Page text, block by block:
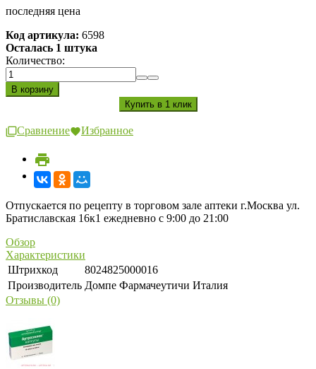
последняя цена
Код артикула: 6598
Осталась 1 штука
Количество:
Сравнение Избранное
Отпускается по рецепту в торговом зале аптеки г.Москва ул.
Братиславская 16к1 ежедневно с 9:00 до 21:00
Обзор
Характеристики
Штрихкод
8024825000016
Производитель Домпе Фармачеутичи Италия
Отзывы (0)